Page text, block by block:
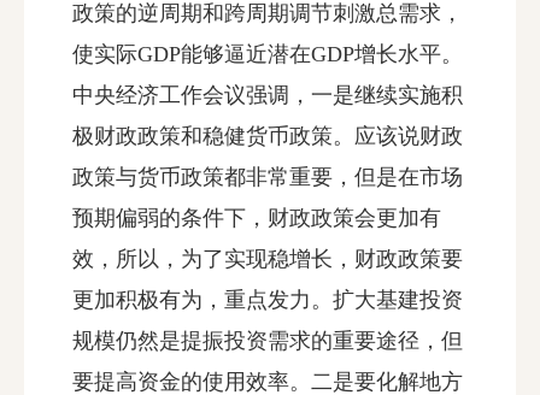
政策的逆周期和跨周期调节刺激总需求，
使实际GDP能够逼近潜在GDP增长水平。
中央经济工作会议强调，一是继续实施积
极财政政策和稳健货币政策。应该说财政
政策与货币政策都非常重要，但是在市场
预期偏弱的条件下，财政政策会更加有
效，所以，为了实现稳增长，财政政策要
更加积极有为，重点发力。扩大基建投资
规模仍然是提振投资需求的重要途径，但
要提高资金的使用效率。二是要化解地方